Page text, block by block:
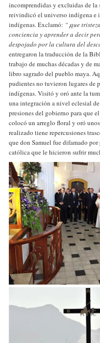
incomprendidas y excluidas de la
reivindicó el universo indígena e
indígenas. Exclamó: “¡que
conciencia y aprender a decir
despojado por la cultura del
entregaron la traducción de la
trabajo de muchas décadas y de
libro sagrado del pueblo maya.
pudientes no tuvieron lugares de
indígenas. Visitó y oró ante la
una integración a nivel eclesial
presiones del gobierno para que
colocó un arreglo floral y oró
realizado tiene repercusiones
que don Samuel fue difamado
católica que le hicieron sufrir